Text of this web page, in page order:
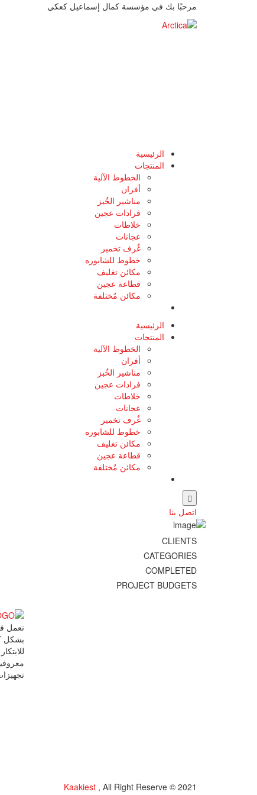
مرحبًا بك في مؤسسة كمال إسماعيل كعكي
الرئيسية
المنتجات
الخطوط الآلية
أفران
مناشير الخٌبز
فرادات عجين
خلاطات
عجانات
غٌرف تخمير
خطوط للشابوره
مكائن تغليف
قطاعة عجين
مكائن مٌختلفة
الرئيسية
المنتجات
الخطوط الآلية
أفران
مناشير الخٌبز
فرادات عجين
خلاطات
عجانات
غٌرف تخمير
خطوط للشابوره
مكائن تغليف
قطاعة عجين
مكائن مٌختلفة
اتصل بنا
CLIENTS
CATEGORIES
COMPLETED
PROJECT BUDGETS
بشكل
Kaakiest , All Right Reserve © 2021